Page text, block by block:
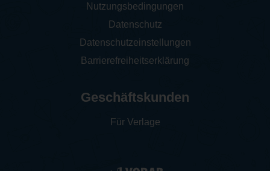
Nutzungsbedingungen
Datenschutz
Datenschutzeinstellungen
Barrierefreiheitserklärung
Geschäftskunden
Für Verlage